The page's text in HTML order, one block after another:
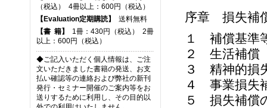
（税込） 4冊以上：600円（税込）
【Evaluation定期購読】
送料無料
【書 籍】
1冊：430円（税込） 2冊
以上：600円（税込）
◆ご記入いただく個人情報は、ご注
文いただきました書籍の発送、お支
払い確認等の連絡および弊社の新刊
発行・セミナー開催のご案内等をお
送りするために利用し、その目的以
序章 損失補
１ 補償基準
２ 生活補償
３ 精神的損
４ 事業損失
５ 損失補償